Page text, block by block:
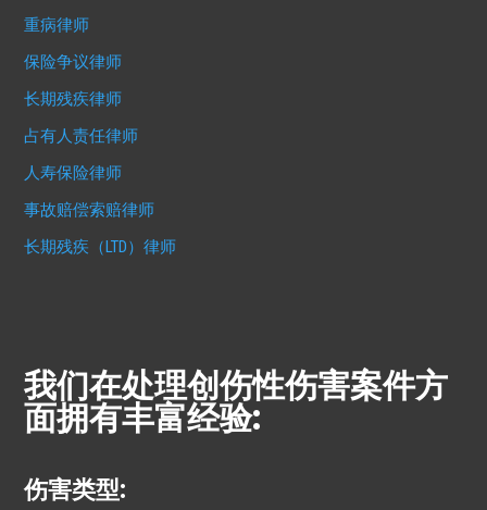
重病律师
保险争议律师
长期残疾律师
占有人责任律师
人寿保险律师
事故赔偿索赔律师
长期残疾（LTD）律师
我们在处理创伤性伤害案件方
面拥有丰富经验:
伤害类型: